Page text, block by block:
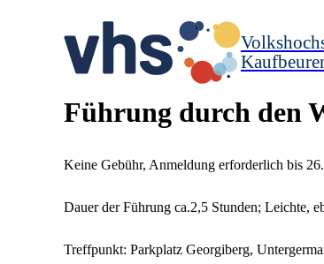
Führung durch den
Keine Gebühr, Anmeldung erforderlich bis
Dauer der Führung ca.2,5 Stunden; Leichte,
Treffpunkt: Parkplatz Georgiberg,